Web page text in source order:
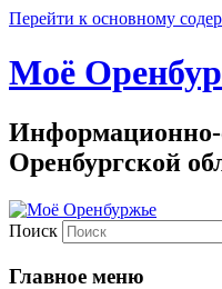
Перейти к основному
Моё
Оренбургской
Поиск
Главное меню